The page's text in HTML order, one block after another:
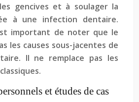
gencives et à soulager la
à une infection dentaire.
important de noter que le
les causes sous-jacentes de
Il ne remplace pas les
et études de cas